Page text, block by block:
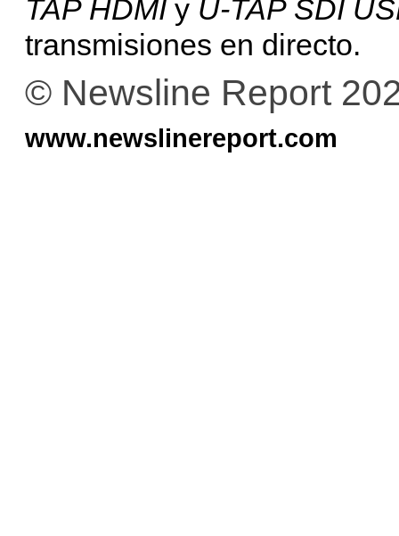
TAP HDMI y U-TAP SDI
transmisiones en directo.
© Newsline Report
www.newslinereport.com